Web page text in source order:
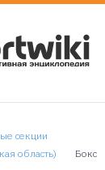
секции
область)
Бокс